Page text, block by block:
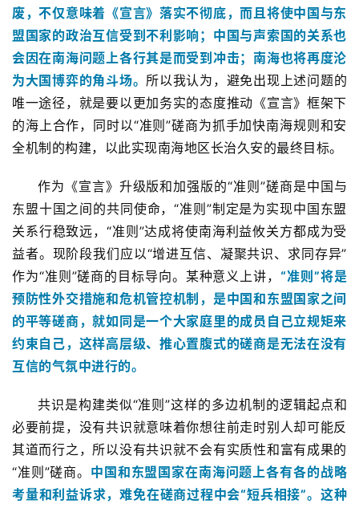
废，不仅意味着《宣言》落实不彻底，而且将使中国与东
盟国家的政治互信受到不利影响；中国与声索国的关系也
会因在南海问题上各行其是而受到冲击；南海也将再度沦
为大国博弈的角斗场。 所以我认为，避免出现上述问题的
唯一途径，就是要以更加务实的态度推动《宣言》框架下
的海上合作，同时以“准则”磋商为抓手加快南海规则和安
全机制的构建，以此实现南海地区长治久安的最终目标。
作为《宣言》升级版和加强版的“准则”磋商是中国与
东盟十国之间的共同使命，“准则”制定是为实现中国东盟
关系行稳致远，“准则”达成将使南海利益攸关方都成为受
益者。现阶段我们应以“增进互信、凝聚共识、求同存异”
作为“准则”磋商的目标导向。某种意义上讲， “准则”将是
预防性外交措施和危机管控机制，是中国和东盟国家之间
的平等磋商，就如同是一个大家庭里的成员自己立规矩来
约束自己，这样高层级、推心置腹式的磋商是无法在没有
互信的气氛中进行的。
共识是构建类似“准则”这样的多边机制的逻辑起点和
必要前提，没有共识就意味着你想往前走时别人却可能反
其道而行之，所以没有共识就不会有实质性和富有成果的
“准则”磋商。 中国和东盟国家在南海问题上各有各的战略
考量和利益诉求，难免在磋商过程中会“短兵相接”。这种